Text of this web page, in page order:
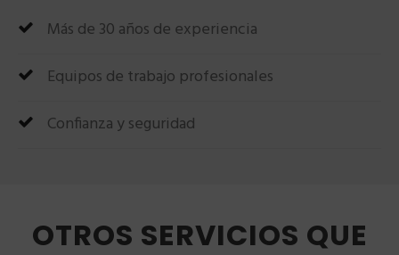
Más de 30 años de experiencia
Equipos de trabajo profesionales
Confianza y seguridad
OTROS SERVICIOS QUE